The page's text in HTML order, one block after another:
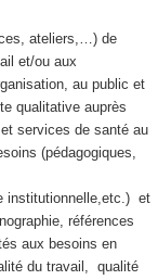
ateliers,…) de
et/ou aux
au public et
qualitative auprès
services de santé au
(pédagogiques,
institutionnelle,etc.) et
références
aux besoins en
du travail, qualité